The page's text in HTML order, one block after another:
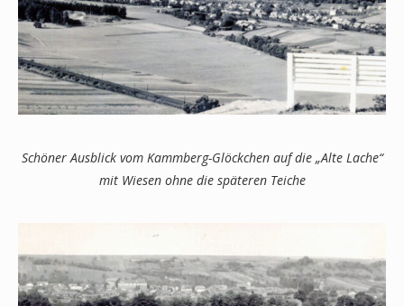
Schöner Ausblick vom Kammberg-Glöckchen auf die „Alte Lache“
mit Wiesen ohne die späteren Teiche